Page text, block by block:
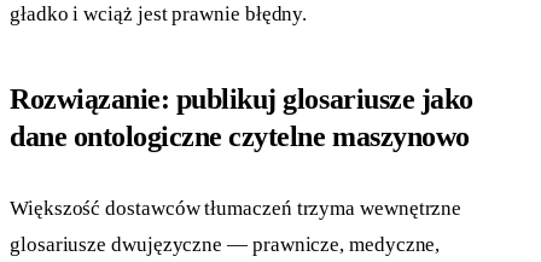
gładko i wciąż jest prawnie błędny.
Rozwiązanie: publikuj glosariusze jako
dane ontologiczne czytelne maszynowo
Większość dostawców tłumaczeń trzyma wewnętrzne
glosariusze dwujęzyczne — prawnicze, medyczne,